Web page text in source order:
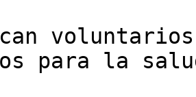
para la